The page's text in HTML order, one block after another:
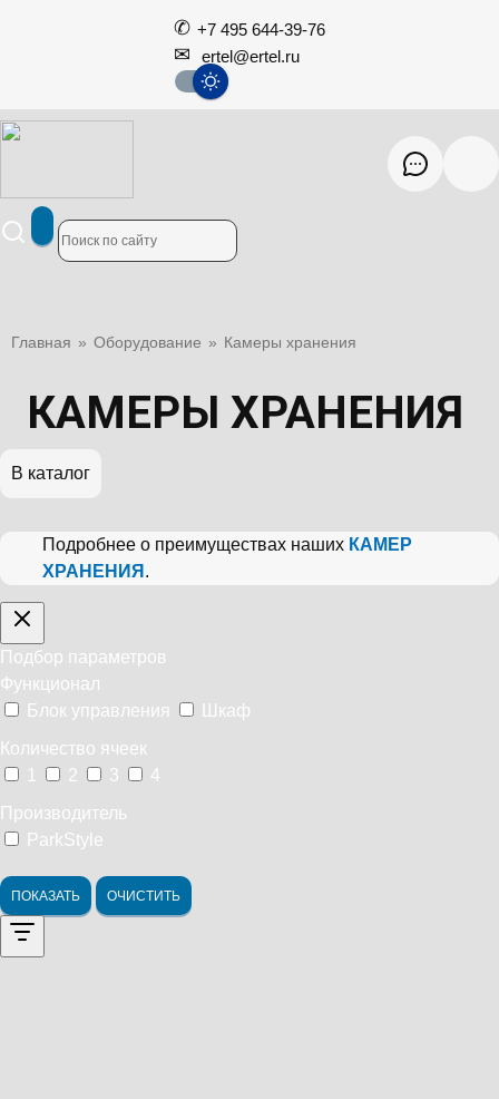
+7 495 644-39-76
ertel@ertel.ru
Главная » Оборудование » Камеры хранения
КАМЕРЫ ХРАНЕНИЯ
В каталог
Подробнее о преимуществах наших КАМЕР
ХРАНЕНИЯ .
Подбор параметров
Функционал
Блок управления
Шкаф
Количество ячеек
1
2 3
4
Производитель
ParkStyle